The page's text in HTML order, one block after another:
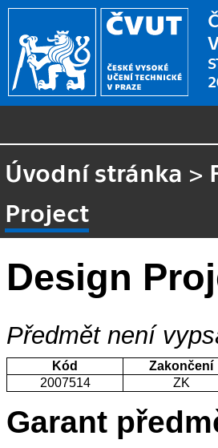
Úvodní stránka >
Project
Design
Předmět není
Kód Zakončení
2007514
ZK
Garant